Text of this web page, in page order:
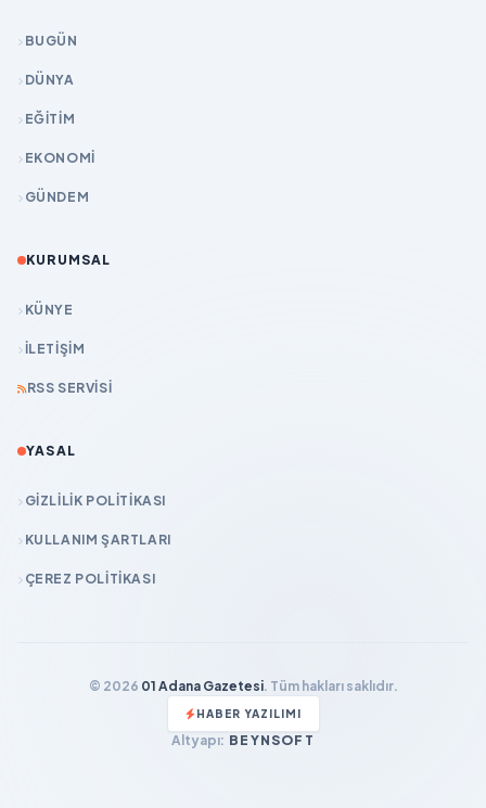
BUGÜN
DÜNYA
EĞİTİM
EKONOMİ
GÜNDEM
KURUMSAL
KÜNYE
İLETIŞIM
RSS SERVISI
YASAL
GIZLILIK POLITIKASI
KULLANIM ŞARTLARI
ÇEREZ POLITIKASI
© 2026 01 Adana Gazetesi. Tüm hakları saklıdır.
HABER YAZILIMI
Altyapı: BEYNSOFT